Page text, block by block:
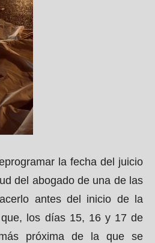
la fecha del juicio
del abogado de una de las
antes del inicio de la
los días 15, 16 y 17 de
próxima de la que se